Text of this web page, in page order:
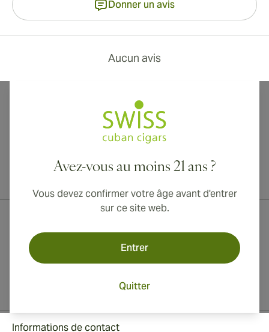
Donner un avis
Aucun avis
Avez-vous au moins 21 ans ?
Vous devez confirmer votre âge avant d'entrer
sur ce site web.
Entrer
Quitter
Livraison internationale disponible vers le Canada, le Royaume-Uni
Informations de contact